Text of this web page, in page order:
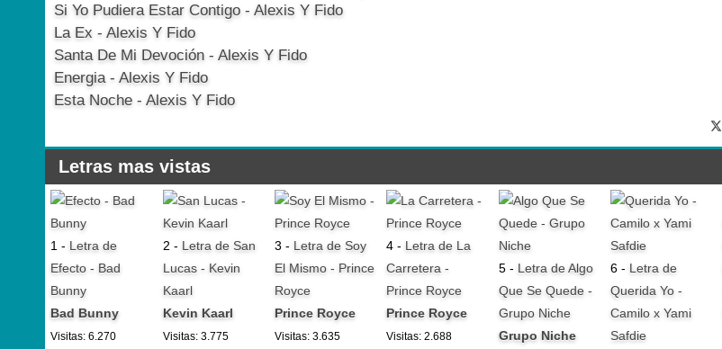
Si Yo Pudiera Estar Contigo - Alexis Y Fido
La Ex - Alexis Y Fido
Santa De Mi Devoción - Alexis Y Fido
Energia - Alexis Y Fido
Esta Noche - Alexis Y Fido
Letras mas vistas
1 - Letra de
Efecto - Bad
Bunny
Bad Bunny
Visitas: 6.270
2 - Letra de San
Lucas - Kevin
Kaarl
Kevin Kaarl
Visitas: 3.775
3 - Letra de Soy
El Mismo - Prince
Royce
Prince Royce
Visitas: 3.635
4 - Letra de La
Carretera -
Prince Royce
Prince Royce
Visitas: 2.688
5 - Letra de Algo
Que Se Quede -
Grupo Niche
Grupo Niche
6 - Letra de
Querida Yo -
Camilo x Yami
Safdie